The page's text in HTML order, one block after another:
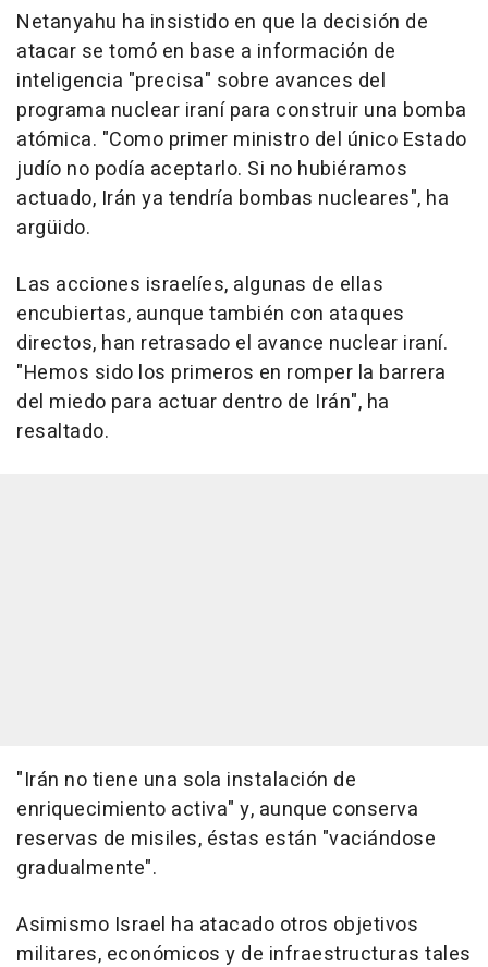
Netanyahu ha insistido en que la decisión de
atacar se tomó en base a información de
inteligencia "precisa" sobre avances del
programa nuclear iraní para construir una bomba
atómica. "Como primer ministro del único Estado
judío no podía aceptarlo. Si no hubiéramos
actuado, Irán ya tendría bombas nucleares", ha
argüido.
Las acciones israelíes, algunas de ellas
encubiertas, aunque también con ataques
directos, han retrasado el avance nuclear iraní.
"Hemos sido los primeros en romper la barrera
del miedo para actuar dentro de Irán", ha
resaltado.
"Irán no tiene una sola instalación de
enriquecimiento activa" y, aunque conserva
reservas de misiles, éstas están "vaciándose
gradualmente".
Asimismo Israel ha atacado otros objetivos
militares, económicos y de infraestructuras tales